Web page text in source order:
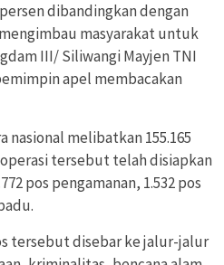
dibandingkan dengan
masyarakat untuk
III/ Siliwangi Mayjen TNI
apel membacakan
nasional melibatkan 155.165
tersebut telah disiapkan
pos pengamanan, 1.532 pos
tersebut disebar ke jalur-jalur